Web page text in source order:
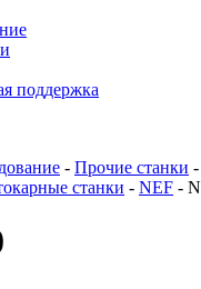
поддержка
- Прочие станки -
станки - NEF -